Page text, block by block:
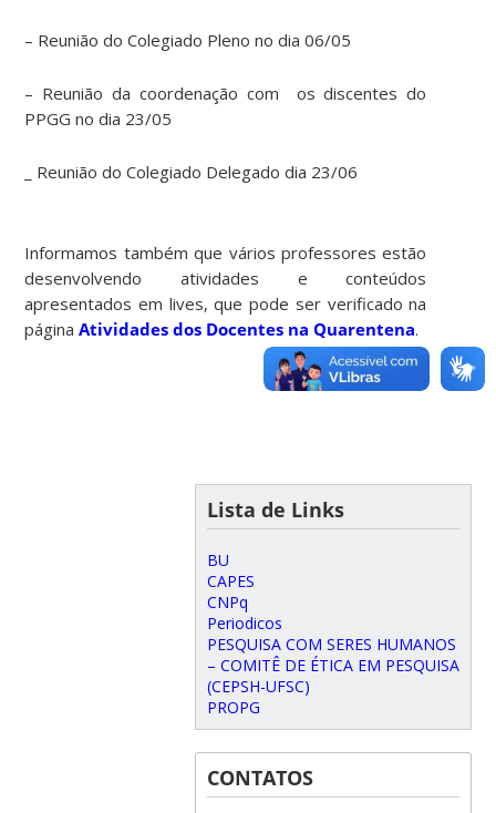
– Reunião do Colegiado Pleno no dia 06/05
– Reunião da coordenação com os discentes do
PPGG no dia 23/05
_ Reunião do Colegiado Delegado dia 23/06
Informamos também que vários professores estão
desenvolvendo atividades e conteúdos
apresentados em lives, que pode ser verificado na
páginaAtividades dos Docentes na Quarentena.
Lista de Links
BU
CAPES
CNPq
Periodicos
PESQUISA COM SERES HUMANOS
– COMITÊ DE ÉTICA EM PESQUISA
(CEPSH-UFSC)
PROPG
CONTATOS